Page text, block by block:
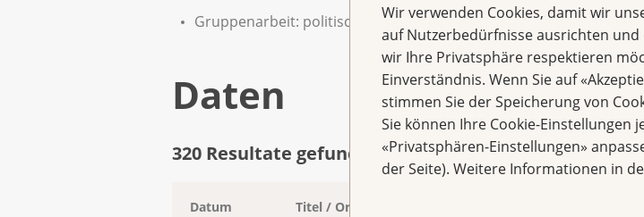
Wir verwenden Cookies, damit wir
auf Nutzerbedürfnisse ausrichten
wir Ihre Privatsphäre respektieren
Einverständnis. Wenn Sie auf
stimmen Sie der Speicherung von
Sie können Ihre Cookie-Einstellungen
«Privatsphären-Einstellungen»
der Seite). Weitere Informationen in
Gruppenarbeit: politische Themen und wie bearbeiten wir sie
Daten
320 Resultate gefunden
Datum Titel / Ort